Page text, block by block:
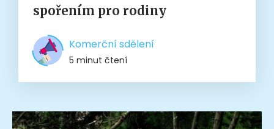
spořením pro rodiny
Komerční sdělení
5 minut čtení